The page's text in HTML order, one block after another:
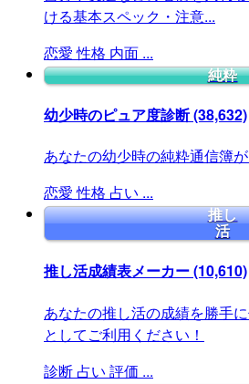
ける基本スペック・注意...
恋愛 性格 内面 ...
純粋
幼少時のピュア度診断(38,632)
あなたの幼少時の純粋通信簿
恋愛 性格 占い ...
推し
活
推し活成績表メーカー(10,610)
あなたの推し活の成績を勝手
としてご利用ください！
診断 占い 評価 ...